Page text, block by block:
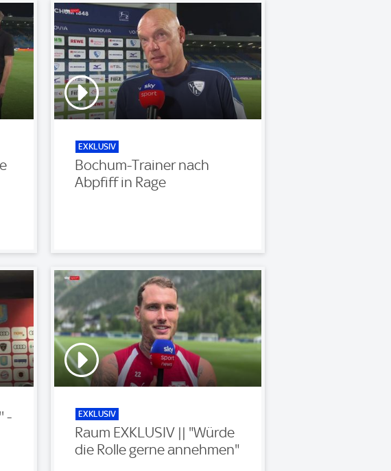
EXKLUSIV
Bochum-Trainer nach
Abpfiff in Rage
-
EXKLUSIV
Raum EXKLUSIV || "Würde
die Rolle gerne annehmen"